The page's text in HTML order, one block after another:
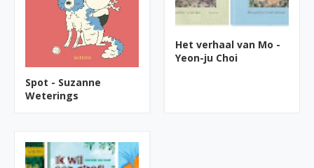
Spot - Suzanne
Weterings
Het verhaal van Mo -
Yeon-ju Choi